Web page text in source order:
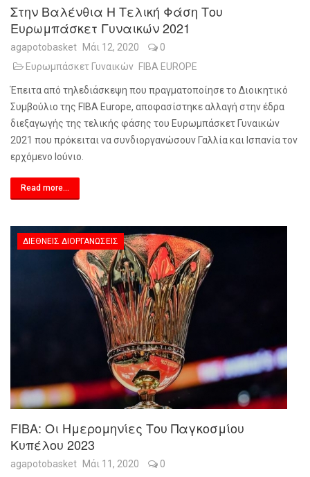
Στην Βαλένθια Η Τελική Φάση Του
Ευρωμπάσκετ Γυναικών 2021
agapotobasket Μάι 12, 2020
0
Ευρωμπάσκετ Γυναικών FIBA EUROPE
Έπειτα από τηλεδιάσκεψη που πραγματοποίησε το Διοικητικό
Συμβούλιο της FIBA Europe, αποφασίστηκε αλλαγή στην έδρα
διεξαγωγής της τελικής φάσης του Ευρωμπάσκετ Γυναικών
2021 που πρόκειται να συνδιοργανώσουν Γαλλία και Ισπανία τον
ερχόμενο Ιούνιο.
Read more...
ΔΙΕΘΝΕΊΣ ΔΙΟΡΓΑΝΏΣΕΙΣ
FIBA: Οι Ημερομηνίες Του Παγκοσμίου
Κυπέλου 2023
agapotobasket Μάι 11, 2020
0